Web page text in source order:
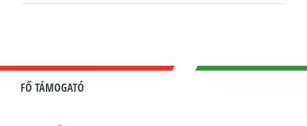
FŐ TÁMOGATÓ